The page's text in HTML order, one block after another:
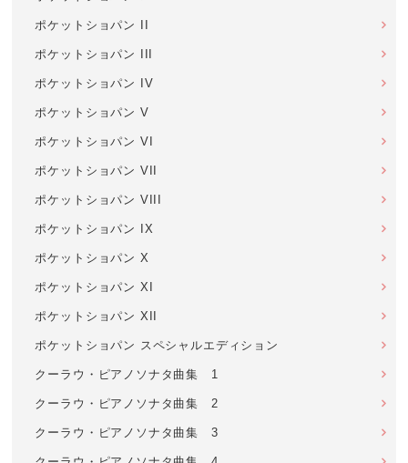
ポケットショパン II
ポケットショパン III
ポケットショパン IV
ポケットショパン V
ポケットショパン VI
ポケットショパン VII
ポケットショパン VIII
ポケットショパン IX
ポケットショパン X
ポケットショパン XI
ポケットショパン XII
ポケットショパン スペシャルエディション
クーラウ・ピアノソナタ曲集 1
クーラウ・ピアノソナタ曲集 2
クーラウ・ピアノソナタ曲集 3